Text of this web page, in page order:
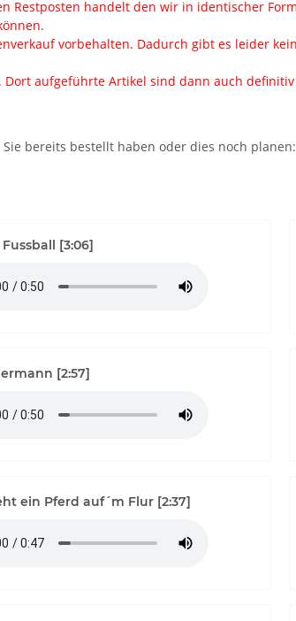
Restposten handelt den wir in identischer
vorbehalten. Dadurch gibt es leider
aufgeführte Artikel sind dann auch
Sie bereits bestellt haben oder dies noch
5.) König Fussball [3:06]
6.) Der Eiermann [2:57]
7.) Da steht ein Pferd auf´m Flur [2:37]